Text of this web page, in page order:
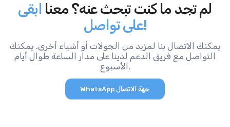
لم تجد ما كنت تبحث عنه؟ معنا ابقى
على تواصل!
يمكنك الاتصال بنا لمزيد من الجولات أو أشياء أخرى. يمكنك
التواصل مع فريق الدعم لدينا على مدار الساعة طوال أيام
الأسبوع.
WhatsApp جهة الاتصال